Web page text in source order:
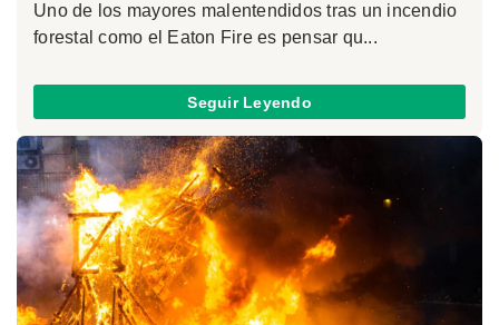
Uno de los mayores malentendidos tras un incendio
forestal como el Eaton Fire es pensar qu...
Seguir Leyendo